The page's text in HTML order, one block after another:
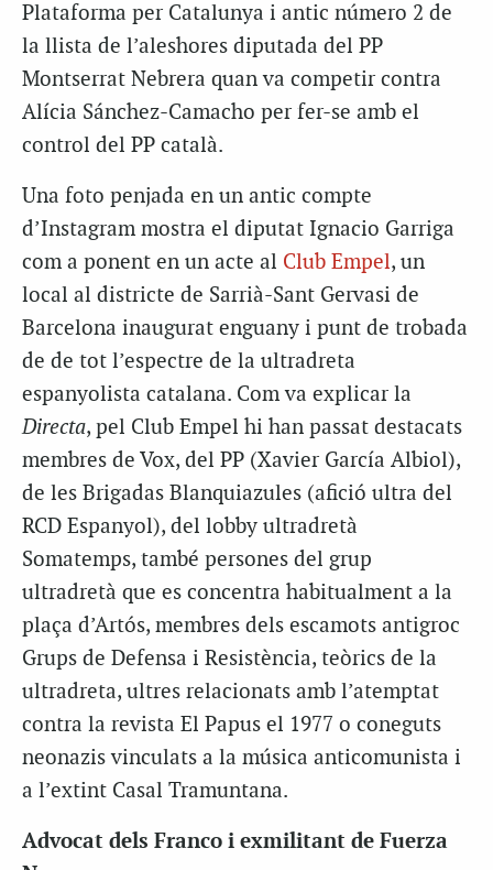
Plataforma per Catalunya i antic número 2 de
la llista de l’aleshores diputada del PP
Montserrat Nebrera quan va competir contra
Alícia Sánchez-Camacho per fer-se amb el
control del PP català.
Una foto penjada en un antic compte
d’Instagram mostra el diputat Ignacio Garriga
com a ponent en un acte al Club Empel, un
local al districte de Sarrià-Sant Gervasi de
Barcelona inaugurat enguany i punt de trobada
de de tot l’espectre de la ultradreta
espanyolista catalana. Com va explicar la
Directa, pel Club Empel hi han passat destacats
membres de Vox, del PP (Xavier García Albiol),
de les Brigadas Blanquiazules (afició ultra del
RCD Espanyol), del lobby ultradretà
Somatemps, també persones del grup
ultradretà que es concentra habitualment a la
plaça d’Artós, membres dels escamots antigroc
Grups de Defensa i Resistència, teòrics de la
ultradreta, ultres relacionats amb l’atemptat
contra la revista El Papus el 1977 o coneguts
neonazis vinculats a la música anticomunista i
a l’extint Casal Tramuntana.
Advocat dels Franco i exmilitant de Fuerza